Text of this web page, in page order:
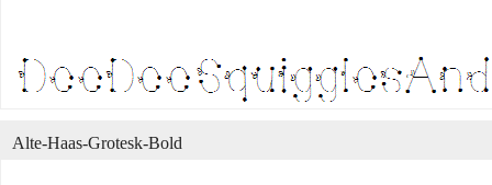
Alte-Haas-Grotesk-Bold